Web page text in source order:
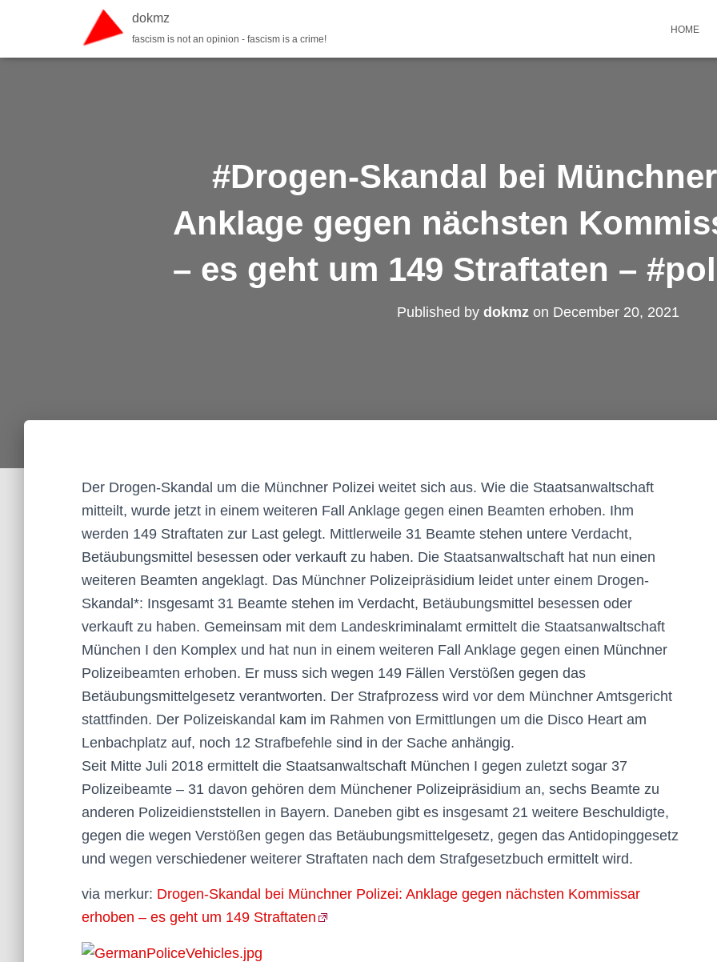
dokmz
fascism is not an opinion - fascism is a crime!
HOME
#Drogen-Skandal bei
Anklage gegen nächsten
– es geht um 149 Straftaten –
Published by dokmzon December 20, 2021
Der Drogen-Skandal um die Münchner Polizei weitet sich aus. Wie die Staatsanwaltschaft
mitteilt, wurde jetzt in einem weiteren Fall Anklage gegen einen Beamten erhoben. Ihm
werden 149 Straftaten zur Last gelegt. Mittlerweile 31 Beamte stehen untere Verdacht,
Betäubungsmittel besessen oder verkauft zu haben. Die Staatsanwaltschaft hat nun einen
weiteren Beamten angeklagt. Das Münchner Polizeipräsidium leidet unter einem Drogen-
Skandal*: Insgesamt 31 Beamte stehen im Verdacht, Betäubungsmittel besessen oder
verkauft zu haben. Gemeinsam mit dem Landeskriminalamt ermittelt die Staatsanwaltschaft
München I den Komplex und hat nun in einem weiteren Fall Anklage gegen einen Münchner
Polizeibeamten erhoben. Er muss sich wegen 149 Fällen Verstößen gegen das
Betäubungsmittelgesetz verantworten. Der Strafprozess wird vor dem Münchner Amtsgericht
stattfinden. Der Polizeiskandal kam im Rahmen von Ermittlungen um die Disco Heart am
Lenbachplatz auf, noch 12 Strafbefehle sind in der Sache anhängig.
Seit Mitte Juli 2018 ermittelt die Staatsanwaltschaft München I gegen zuletzt sogar 37
Polizeibeamte – 31 davon gehören dem Münchener Polizeipräsidium an, sechs Beamte zu
anderen Polizeidienststellen in Bayern. Daneben gibt es insgesamt 21 weitere Beschuldigte,
gegen die wegen Verstößen gegen das Betäubungsmittelgesetz, gegen das Antidopinggesetz
und wegen verschiedener weiterer Straftaten nach dem Strafgesetzbuch ermittelt wird.
via merkur: Drogen-Skandal bei Münchner Polizei: Anklage gegen nächsten Kommissar
erhoben – es geht um 149 Straftaten